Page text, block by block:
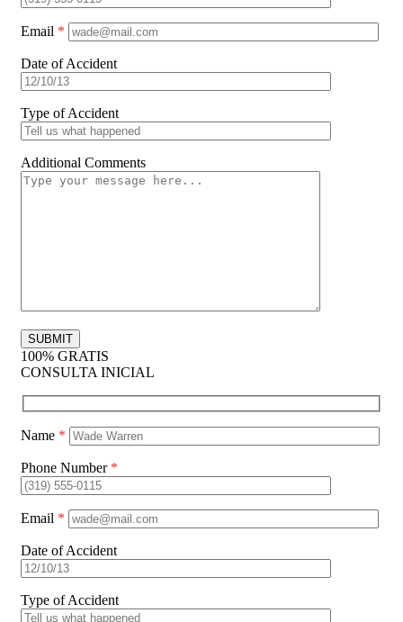
Email *
Date of Accident
Type of Accident
Additional Comments
100% GRATIS
CONSULTA INICIAL
Name *
Phone Number *
Email *
Date of Accident
Type of Accident